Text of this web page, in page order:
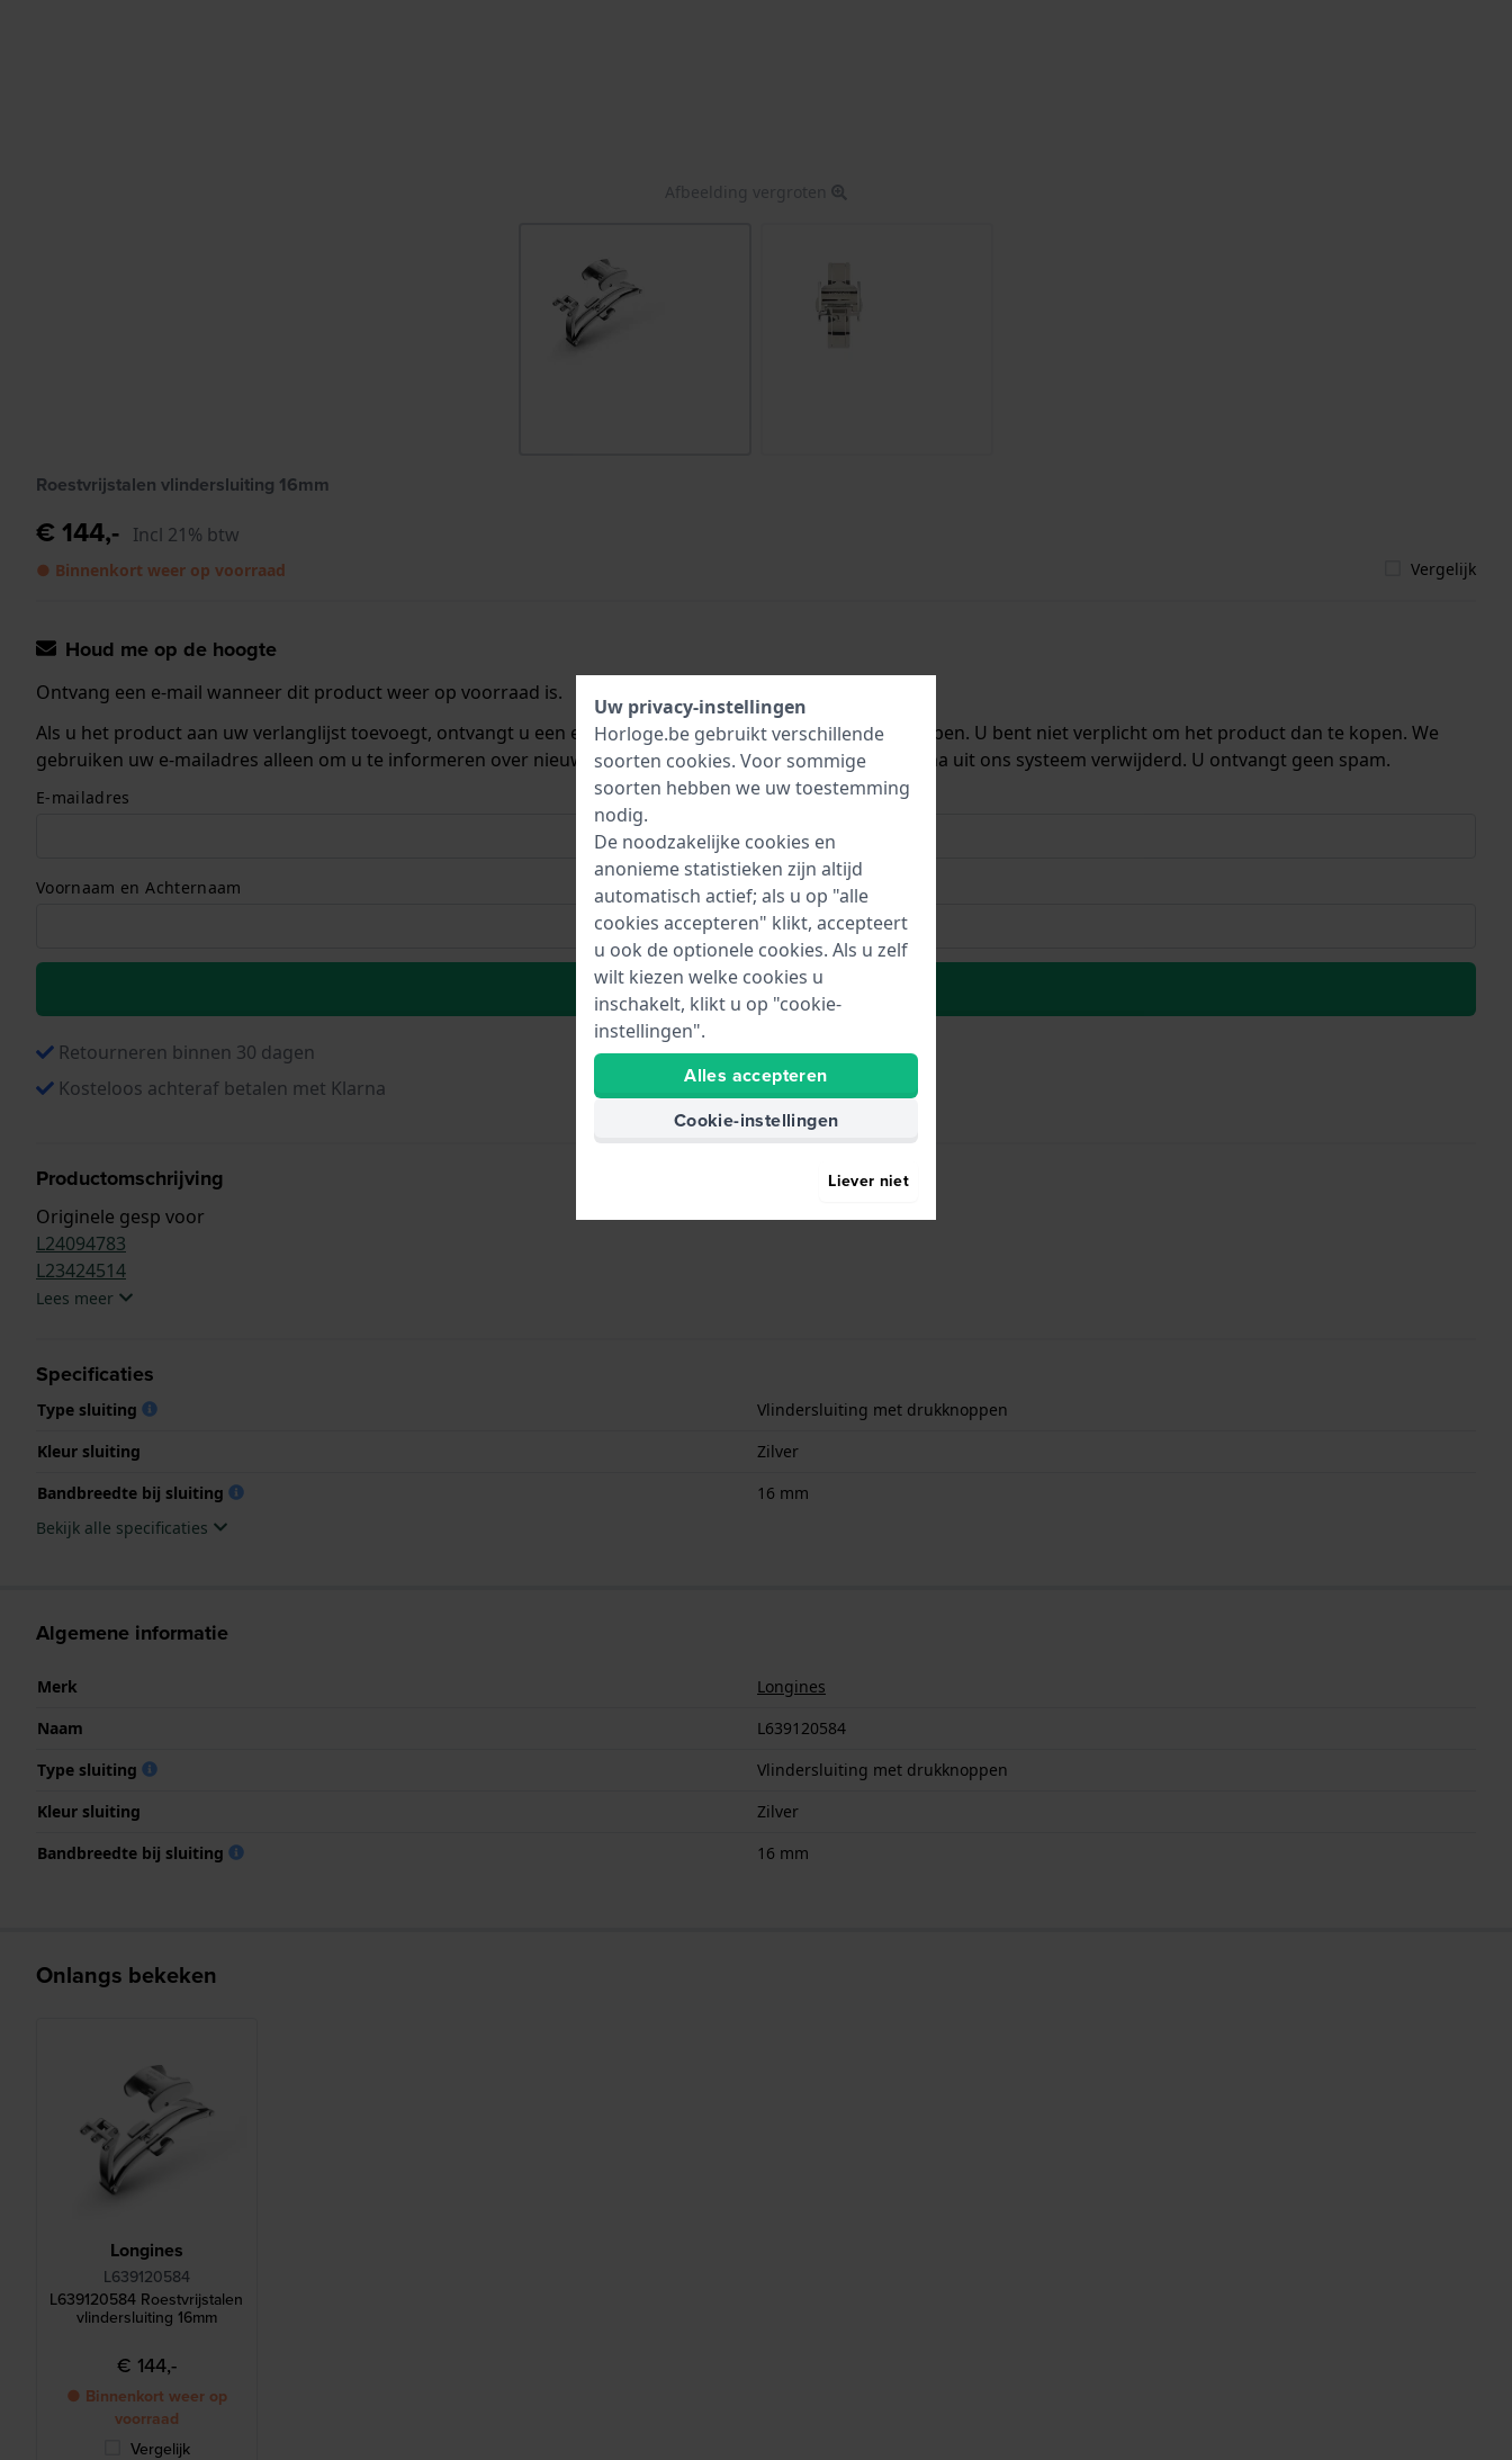
Afbeelding vergroten
Roestvrijstalen vlindersluiting 16mm
€ 144,- Incl 21% btw
● Binnenkort weer op voorraad Vergelijk
Houd me op de hoogte
Ontvang een e-mail wanneer dit product weer op voorraad is.
Als u het product aan uw verlanglijst toevoegt, ontvangt u een e-mail zodra we het weer op voorraad hebben. U bent niet verplicht om het product dan te kopen. We
gebruiken uw e-mailadres alleen om u te informeren over nieuwe voorraad. Het wordt onmiddellijk daarna uit ons systeem verwijderd. U ontvangt geen spam.
E-mailadres
Voornaam en Achternaam
Naar wenslijst
Retourneren binnen 30 dagen
Kosteloos achteraf betalen met Klarna
Productomschrijving
Originele gesp voor
L24094783
L23424514
Lees meer
Specificaties
Type sluiting
Vlindersluiting met drukknoppen
Kleur sluiting
Zilver
Bandbreedte bij sluiting
16 mm
Bekijk alle specificaties
Algemene informatie
Merk
Longines
Naam
L639120584
Type sluiting
Vlindersluiting met drukknoppen
Kleur sluiting
Zilver
Bandbreedte bij sluiting
16 mm
Onlangs bekeken
Longines
L639120584
L639120584 Roestvrijstalen
vlindersluiting 16mm
€ 144,-
● Binnenkort weer op
voorraad
Vergelijk
Uw privacy-instellingen
Horloge.be gebruikt verschillende
soorten cookies. Voor sommige
soorten hebben we uw toestemming
nodig.
De noodzakelijke cookies en
anonieme statistieken zijn altijd
automatisch actief; als u op "alle
cookies accepteren" klikt, accepteert
u ook de optionele cookies. Als u zelf
wilt kiezen welke cookies u
inschakelt, klikt u op "cookie-
instellingen".
Alles accepteren
Cookie-instellingen
Liever niet